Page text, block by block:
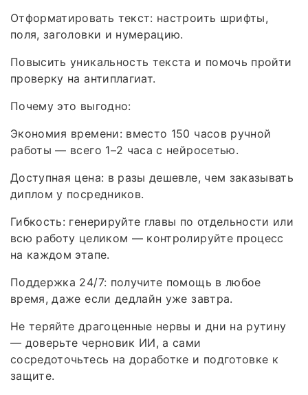
Отформатировать текст: настроить шрифты,
поля, заголовки и нумерацию.
Повысить уникальность текста и помочь пройти
проверку на антиплагиат.
Почему это выгодно:
Экономия времени: вместо 150 часов ручной
работы — всего 1–2 часа с нейросетью.
Доступная цена: в разы дешевле, чем заказывать
диплом у посредников.
Гибкость: генерируйте главы по отдельности или
всю работу целиком — контролируйте процесс
на каждом этапе.
Поддержка 24/7: получите помощь в любое
время, даже если дедлайн уже завтра.
Не теряйте драгоценные нервы и дни на рутину
— доверьте черновик ИИ, а сами
сосредоточьтесь на доработке и подготовке к
защите.